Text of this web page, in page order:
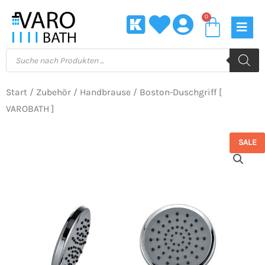
Inhalt
springen
0
Products
search
Start / Zubehör / Handbrause / Boston-Duschgriff [
VAROBATH ]
SALE